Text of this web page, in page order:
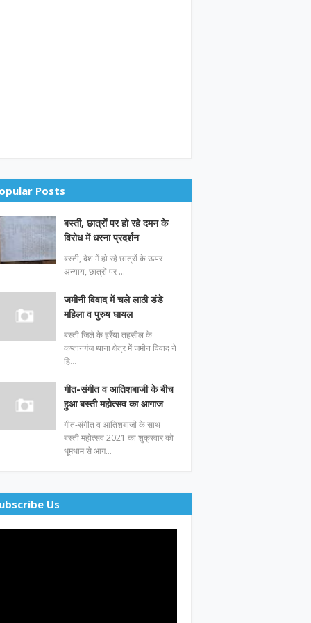
Posts
बस्ती, छात्रों पर हो रहे दमन के
विरोध में धरना प्रदर्शन
बस्ती, देश में हो रहे छात्रों के ऊपर
अन्याय, छात्रों पर …
जमीनी विवाद में चले लाठी डंडे
महिला व पुरुष घायल
बस्ती जिले के हर्रैया तहसील के
कप्तानगंज थाना क्षेत्र में जमीन विवाद ने
हि…
गीत-संगीत व आतिशबाजी के बीच
हुआ बस्ती महोत्सव का आगाज
गीत-संगीत व आतिशबाजी के साथ
बस्ती महोत्सव 2021 का शुक्रवार को
धूमधाम से आग…
Us